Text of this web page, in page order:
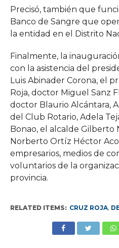
Precisó, también que
Banco de Sangre que
la entidad en el Distrito
Finalmente, la
con la asistencia del
Luis Abinader Corona, el
Roja, doctor Miguel Sanz
doctor Blaurio Alcántara,
del Club Rotario, Adela
Bonao, el alcalde Gilberto
Norberto Ortíz Héctor
empresarios, medios de
voluntarios de la
provincia.
RELATED ITEMS: CRUZ ROJA,